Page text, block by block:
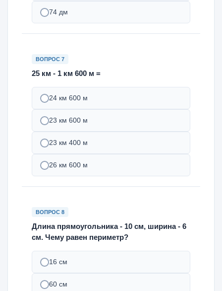
74 дм
ВОПРОС 7
25 км - 1 км 600 м =
24 км 600 м
23 км 600 м
23 км 400 м
26 км 600 м
ВОПРОС 8
Длина прямоугольника - 10 см, ширина - 6
см. Чему равен периметр?
16 см
60 см